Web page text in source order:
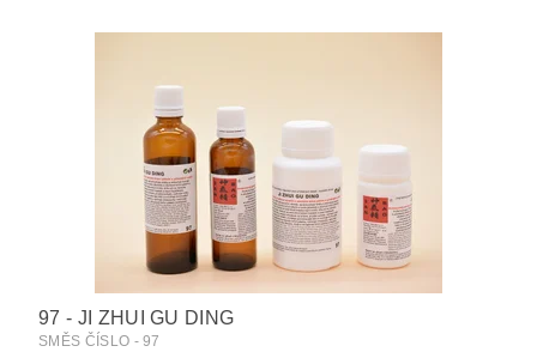
97 - JI ZHUI GU DING
SMĚS ČÍSLO - 97